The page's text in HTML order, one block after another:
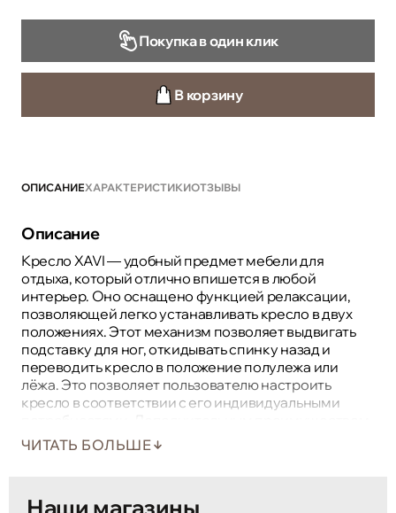
Покупка в один клик
В корзину
ОПИСАНИЕХАРАКТЕРИСТИКИОТЗЫВЫ
Описание
Кресло XAVI — удобный предмет мебели для
отдыха, который отлично впишется в любой
интерьер. Оно оснащено функцией релаксации,
позволяющей легко устанавливать кресло в двух
положениях. Этот механизм позволяет выдвигать
подставку для ног, откидывать спинку назад и
переводить кресло в положение полулежа или
лёжа. Это позволяет пользователю настроить
кресло в соответствии с его индивидуальными
являются мягкие подлокотники, которые
дополняют общий дизайн, обеспечивая
ЧИТАТЬ БОЛЬШЕ